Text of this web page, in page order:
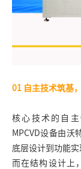
01 自主技术筑基
核心技术的自主
MPCVD设备由沃
底层设计到功能
而在结构设计上